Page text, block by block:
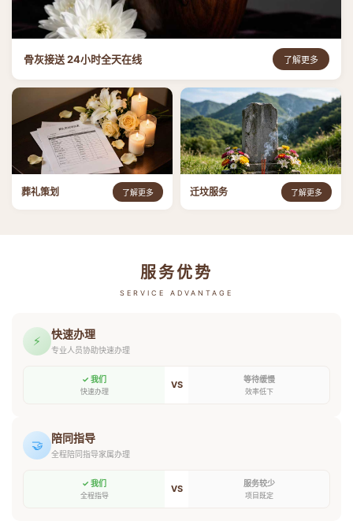
骨灰接送 24小时全天在线 了解更多
葬礼策划 了解更多 迁坟服务 了解更多
服务优势
SERVICE ADVANTAGE
⚡ 快速办理
专业人员协助快速办理
✓ 我们
快速办理
VS 等待缓慢
效率低下
🤝 陪同指导
全程陪同指导家属办理
✓ 我们
全程指导
VS 服务较少
项目既定